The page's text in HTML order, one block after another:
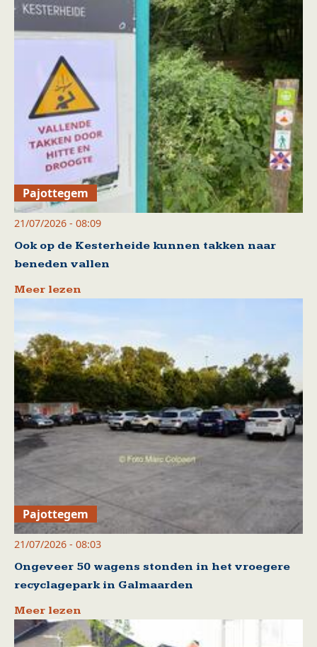
Pajottegem
21/07/2026 - 08:09
Ook op de Kesterheide kunnen takken naar
beneden vallen
Meer lezen
Pajottegem
21/07/2026 - 08:03
Ongeveer 50 wagens stonden in het vroegere
recyclagepark in Galmaarden
Meer lezen